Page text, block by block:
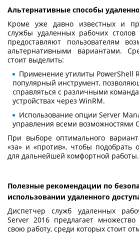
Альтернативные способы
Кроме уже давно известных и
службы удаленных рабочих
предоставляют пользователям
альтернативными вариантами.
стоит выделить:
Применение утилиты PowerShell
популярный инструмент,
справляться с различными
устройствах через WinRM.
Использование опции Server
управления всеми возможностями
При выборе оптимального
«за» и «против», чтобы подобрать
для дальнейшей комфортной работы.
Полезные рекомендации по
использовании удаленного
Диспетчер служб удаленных
Server 2016 предлагает множество
свою работу, среди которых стоит